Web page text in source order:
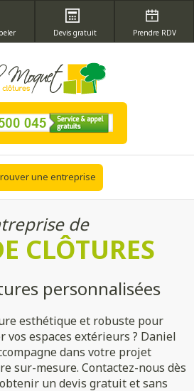
Devis gratuit Prendre RDV
une entreprise
de
CLÔTURES
personnalisées
esthétique et robuste pour
espaces extérieurs ? Daniel
dans votre projet
sur-mesure. Contactez-nous dès
un devis gratuit et sans